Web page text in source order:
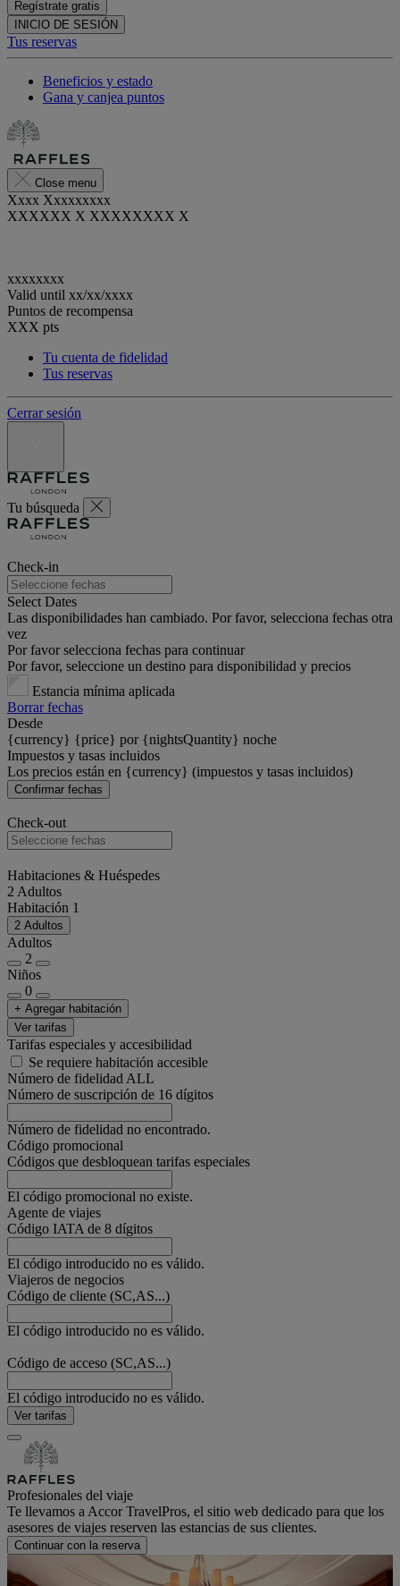
Regístrate gratis
INICIO DE SESIÓN
Tus reservas
Beneficios y estado
Gana y canjea puntos
Close menu
Xxxx Xxxxxxxxx
XXXXXX X XXXXXXXX X
xxxxxxxx
Valid until xx/xx/xxxx
Puntos de recompensa
XXX pts
Tu cuenta de fidelidad
Tus reservas
Cerrar sesión
Tu búsqueda
Check-in
Select Dates
Las disponibilidades han cambiado. Por favor, selecciona fechas otra
vez
Por favor selecciona fechas para continuar
Por favor, seleccione un destino para disponibilidad y precios
Estancia mínima aplicada
Borrar fechas
Desde
{currency} {price} por {nightsQuantity} noche
Impuestos y tasas incluidos
Los precios están en {currency} (impuestos y tasas incluidos)
Confirmar fechas
Check-out
Habitaciones & Huéspedes
2 Adultos
Habitación 1
2 Adultos
Adultos
2
Niños
0
+ Agregar habitación
Ver tarifas
Tarifas especiales y accesibilidad
Se requiere habitación accesible
Número de fidelidad ALL
Número de suscripción de 16 dígitos
Número de fidelidad no encontrado.
Código promocional
Códigos que desbloquean tarifas especiales
El código promocional no existe.
Agente de viajes
Código IATA de 8 dígitos
El código introducido no es válido.
Viajeros de negocios
Código de cliente (SC,AS...)
El código introducido no es válido.
Código de acceso (SC,AS...)
El código introducido no es válido.
Ver tarifas
Profesionales del viaje
Te llevamos a Accor TravelPros, el sitio web dedicado para que los
asesores de viajes reserven las estancias de sus clientes.
Continuar con la reserva